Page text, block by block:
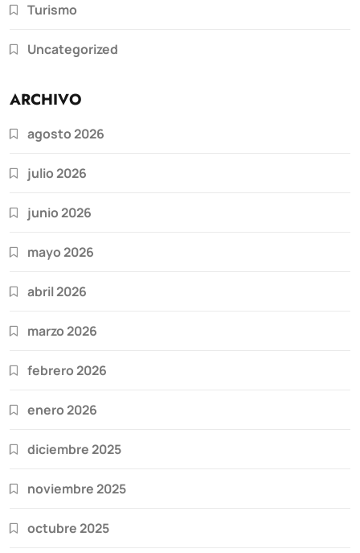
Turismo
Uncategorized
ARCHIVO
agosto 2026
julio 2026
junio 2026
mayo 2026
abril 2026
marzo 2026
febrero 2026
enero 2026
diciembre 2025
noviembre 2025
octubre 2025